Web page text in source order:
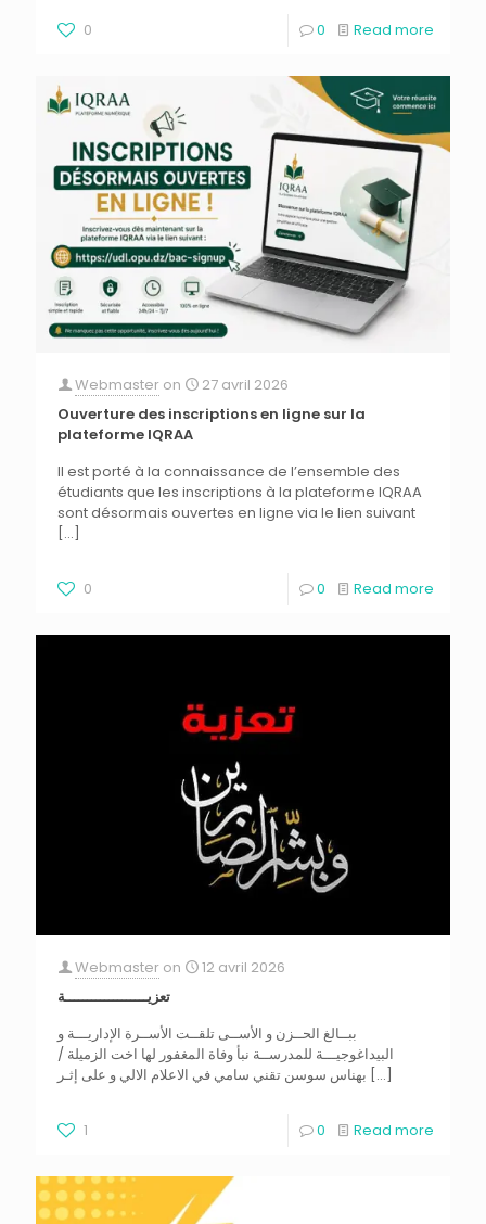
0 0 Read more
Webmaster on
27 avril 2026
Ouverture des inscriptions en ligne sur la
plateforme IQRAA
Il est porté à la connaissance de l’ensemble des
étudiants que les inscriptions à la plateforme IQRAA
sont désormais ouvertes en ligne via le lien suivant
[…]
0 0 Read more
Webmaster on
12 avril 2026
تعزيـــــــــــــــــــة
ببــالغ الحــزن و الأســى تلقــت الأســرة الإداريـــة و
البيداغوجيـــة للمدرســة نبأ وفاة المغفور لها اخت الزميلة /
بهناس سوسن تقني سامي في الاعلام الالي و على إثـر […]
1 0 Read more